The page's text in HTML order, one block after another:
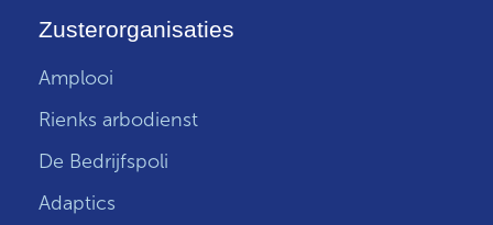
Zusterorganisaties
Amplooi
Rienks arbodienst
De Bedrijfspoli
Adaptics